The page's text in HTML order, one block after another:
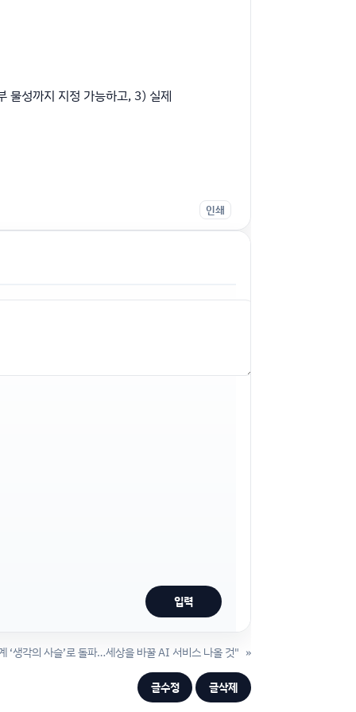
물성까지 지정 가능하고, 3) 실제
인쇄
‘생각의 사슬’로 돌파…세상을 바꿀 AI 서비스 나올 것" »
글수정 글삭제